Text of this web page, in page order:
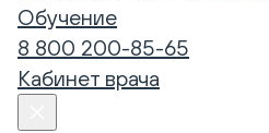
Обучение
8 800 200-85-65
Кабинет врача